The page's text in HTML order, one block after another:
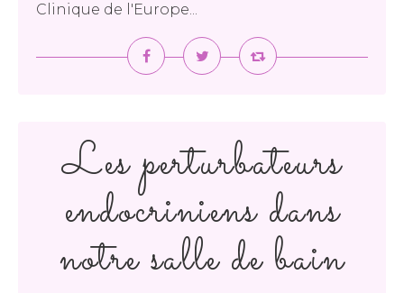
Clinique de l'Europe...
Les perturbateurs
endocriniens dans
notre salle de bain